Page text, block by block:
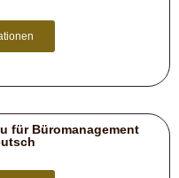
für Büromanagement